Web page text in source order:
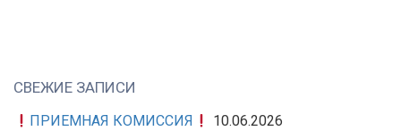
АВГУСТА
СВЕЖИЕ ЗАПИСИ
ПРИЕМНАЯ КОМИССИЯ
10.06.2026